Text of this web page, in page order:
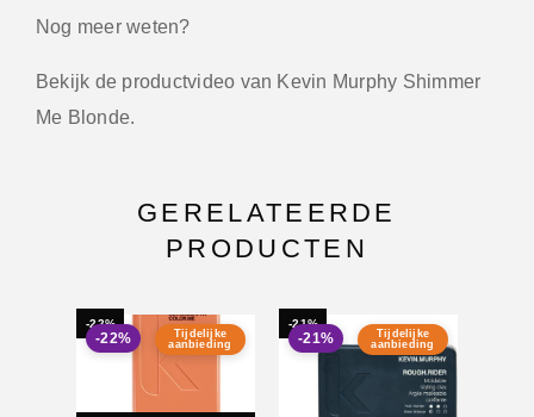
Nog meer weten?
Bekijk de productvideo van Kevin Murphy Shimmer
Me Blonde.
GERELATEERDE
PRODUCTEN
-22%
Tijdelijke
aanbieding
-22%
-21%
Tijdelijke
aanbieding
-21%